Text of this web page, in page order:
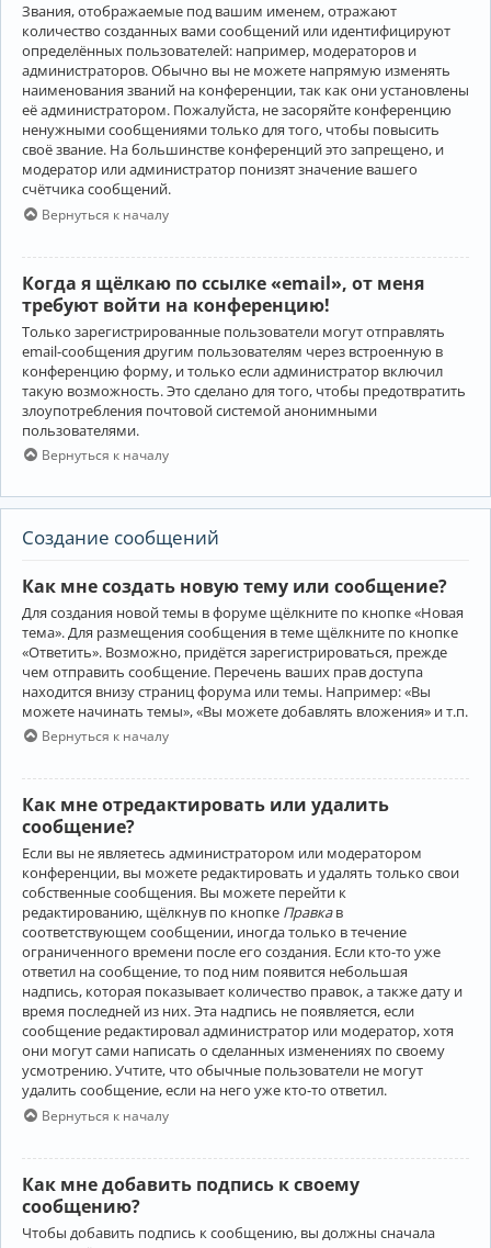
Звания, отображаемые под вашим именем, отражают
количество созданных вами сообщений или идентифицируют
определённых пользователей: например, модераторов и
администраторов. Обычно вы не можете напрямую изменять
наименования званий на конференции, так как они установлены
её администратором. Пожалуйста, не засоряйте конференцию
ненужными сообщениями только для того, чтобы повысить
своё звание. На большинстве конференций это запрещено, и
модератор или администратор понизят значение вашего
счётчика сообщений.
Вернуться к началу
Когда я щёлкаю по ссылке «email», от меня
требуют войти на конференцию!
Только зарегистрированные пользователи могут отправлять
email-сообщения другим пользователям через встроенную в
конференцию форму, и только если администратор включил
такую возможность. Это сделано для того, чтобы предотвратить
злоупотребления почтовой системой анонимными
пользователями.
Вернуться к началу
Создание сообщений
Как мне создать новую тему или сообщение?
Для создания новой темы в форуме щёлкните по кнопке «Новая
тема». Для размещения сообщения в теме щёлкните по кнопке
«Ответить». Возможно, придётся зарегистрироваться, прежде
чем отправить сообщение. Перечень ваших прав доступа
находится внизу страниц форума или темы. Например: «Вы
можете начинать темы», «Вы можете добавлять вложения» и т.п.
Вернуться к началу
Как мне отредактировать или удалить
сообщение?
Если вы не являетесь администратором или модератором
конференции, вы можете редактировать и удалять только свои
собственные сообщения. Вы можете перейти к
редактированию, щёлкнув по кнопке Правкав
соответствующем сообщении, иногда только в течение
ограниченного времени после его создания. Если кто-то уже
ответил на сообщение, то под ним появится небольшая
надпись, которая показывает количество правок, а также дату и
время последней из них. Эта надпись не появляется, если
сообщение редактировал администратор или модератор, хотя
они могут сами написать о сделанных изменениях по своему
усмотрению. Учтите, что обычные пользователи не могут
удалить сообщение, если на него уже кто-то ответил.
Вернуться к началу
Как мне добавить подпись к своему
сообщению?
Чтобы добавить подпись к сообщению, вы должны сначала